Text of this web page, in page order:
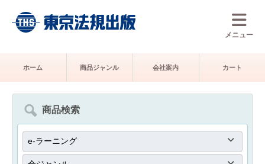
メニュー
ホーム 商品ジャンル 会社案内 カート
商品検索